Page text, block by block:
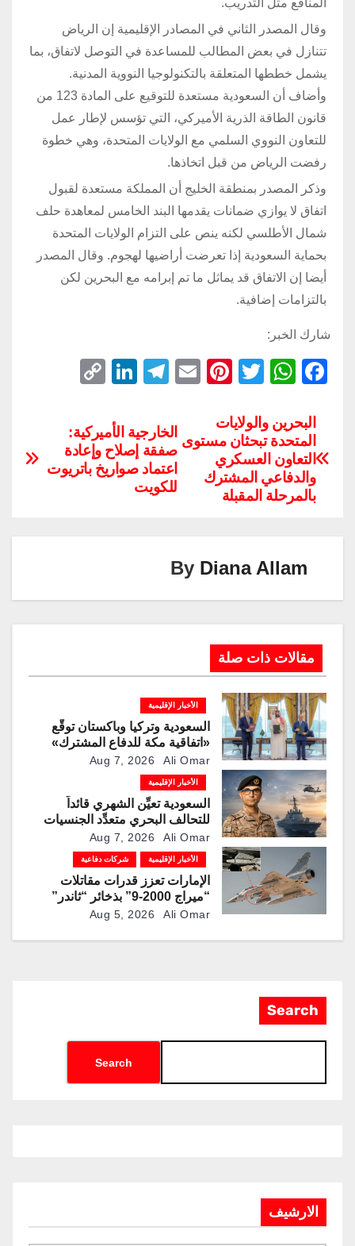
المنافع مثل التدريب.
وقال المصدر الثاني في المصادر الإقليمية إن الرياض
تتنازل في بعض المطالب للمساعدة في التوصل لاتفاق، بما
يشمل خططها المتعلقة بالتكنولوجيا النووية المدنية.
وأضاف أن السعودية مستعدة للتوقيع على المادة 123 من
قانون الطاقة الذرية الأميركي، التي تؤسس لإطار عمل
للتعاون النووي السلمي مع الولايات المتحدة، وهي خطوة
رفضت الرياض من قبل اتخاذها.
وذكر المصدر بمنطقة الخليج أن المملكة مستعدة لقبول
اتفاق لا يوازي ضمانات يقدمها البند الخامس لمعاهدة حلف
شمال الأطلسي لكنه ينص على التزام الولايات المتحدة
بحماية السعودية إذا تعرضت أراضيها لهجوم. وقال المصدر
أيضا إن الاتفاق قد يماثل ما تم إبرامه مع البحرين لكن
بالتزامات إضافية.
شارك الخبر:
F
c
e
b
o
W
at
s
A
p
T
tt
er
Pi
e
st
E
ail
T
e
gr
a
m
Li
e
dI
p
y
Li
الخارجية الأميركية:
صفقة إصلاح وإعادة
اعتماد صواريخ باتريوت
للكويت
البحرين والولايات
المتحدة تبحثان مستوى
التعاون العسكري
والدفاعي المشترك
بالمرحلة المقبلة
By Diana Allam
مقالات ذات صلة
الأخبار الإقليمية
السعودية وتركيا وباكستان توقّع
«اتفاقية مكة للدفاع المشترك»
Aug 7, 2026 Ali Omar
الأخبار الإقليمية
السعودية تعيِّن الشهري قائداً
للتحالف البحري متعدِّد الجنسيات
Aug 7, 2026 Ali Omar
الأخبار الإقليمية شركات دفاعية
الإمارات تعزز قدرات مقاتلات
“ميراج 2000-9” بذخائر “ثاندر”
الذكية المطورة محليًا
Aug 5, 2026 Ali Omar
Search
Search
الارشيف